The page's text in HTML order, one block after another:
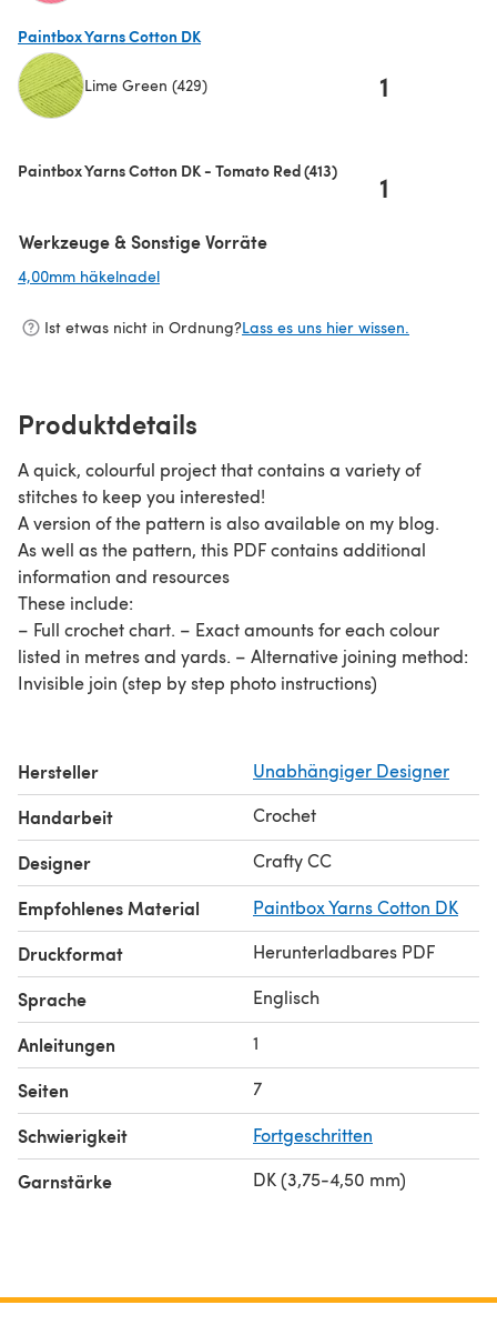
Paintbox Yarns Cotton DK
Lime Green (429) 1
Paintbox Yarns Cotton DK - Tomato Red (413) 1
Werkzeuge & Sonstige Vorräte
4,00mm häkelnadel
Ist etwas nicht in Ordnung?Lass es uns hier wissen.
Produktdetails
A quick, colourful project that contains a variety of
stitches to keep you interested!
A version of the pattern is also available on my blog.
As well as the pattern, this PDF contains additional
information and resources
These include:
– Full crochet chart. – Exact amounts for each colour
listed in metres and yards. – Alternative joining method:
Invisible join (step by step photo instructions)
Hersteller Unabhängiger Designer
Handarbeit Crochet
Designer Crafty CC
Empfohlenes Material Paintbox Yarns Cotton DK
Druckformat Herunterladbares PDF
Sprache Englisch
Anleitungen 1
Seiten 7
Schwierigkeit Fortgeschritten
Garnstärke DK (3,75-4,50 mm)